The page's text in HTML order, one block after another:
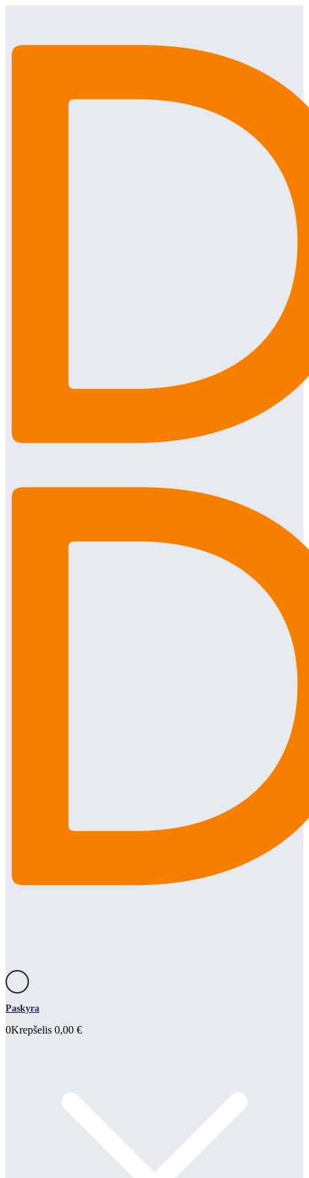
Paskyra
0Krepšelis 0,00 €